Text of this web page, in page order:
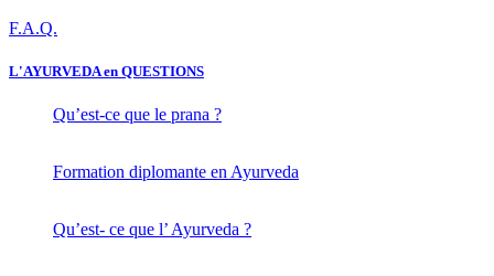
F.A.Q.
L'AYURVEDA en QUESTIONS
Qu’est-ce que le prana ?
Formation diplomante en Ayurveda
Qu’est- ce que l’ Ayurveda ?